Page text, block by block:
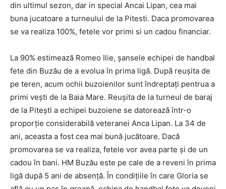
din ultimul sezon, dar in special Ancai Lipan, cea mai
buna jucatoare a turneului de la Pitesti. Daca promovarea
se va realiza 100%, fetele vor primi si un cadou financiar.
La 90% estimează Romeo Ilie, șansele echipei de handbal
fete din Buzău de a evolua în prima ligă. După reușita de
pe teren, acum ochii buzoienilor sunt îndreptați pentrua a
primi vești de la Baia Mare. Reușita de la turneul de baraj
de la Pitești a echipei buzoiene se datorează într-o
proporție considerabilă veteranei Anca Lipan. La 34 de
ani, aceasta a fost cea mai bună jucătoare. Dacă
promovarea se va realiza, fetele vor avea parte și de un
cadou în bani. HM Buzău este pe cale de a reveni în prima
ligă după 5 ani de absență. În condițiile în care Gloria se